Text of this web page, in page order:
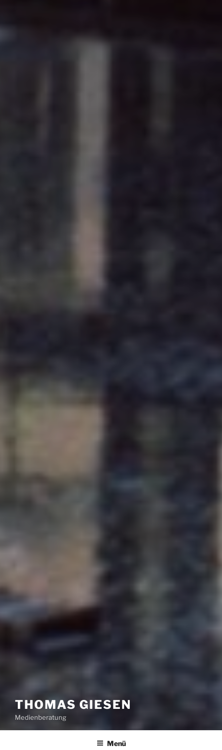
THOMAS GIESEN
Medienberatung
Menü